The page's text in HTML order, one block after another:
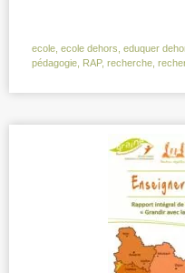
ecole ecole dehors eduquer
pédagogie RAP, recherche